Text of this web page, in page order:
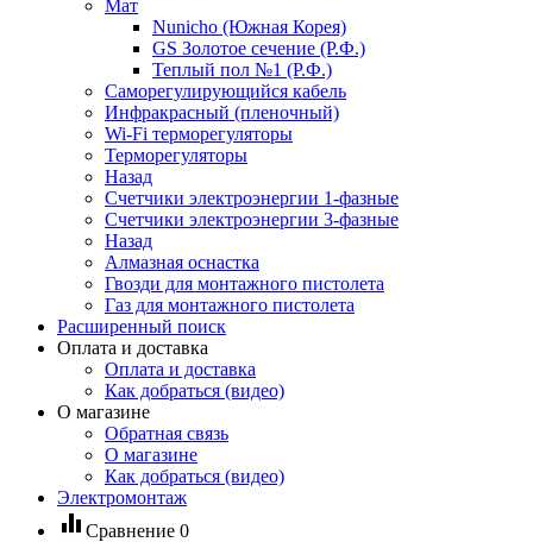
Мат
Nunicho (Южная Корея)
GS Золотое сечение (Р.Ф.)
Теплый пол №1 (Р.Ф.)
Саморегулирующийся кабель
Инфракрасный (пленочный)
Wi-Fi терморегуляторы
Терморегуляторы
Назад
Счетчики электроэнергии 1-фазные
Счетчики электроэнергии 3-фазные
Назад
Алмазная оснастка
Гвозди для монтажного пистолета
Газ для монтажного пистолета
Расширенный поиск
Оплата и доставка
Оплата и доставка
Как добраться (видео)
О магазине
Обратная связь
О магазине
Как добраться (видео)
Электромонтаж
equalizer Сравнение 0